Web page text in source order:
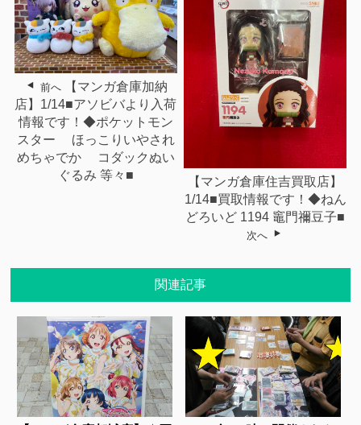
前へ
【マンガ倉庫加納
店】1/14■アソビバより入荷
情報です！◆ポケットモン
スター ほっこりいやされ
めちゃでか コダックぬい
ぐるみ 等々■
【マンガ倉庫住吉買取店】
1/14■買取情報です！◆ねん
どろいど 1194 竈門禰󠄀豆子■
次へ
関連記事